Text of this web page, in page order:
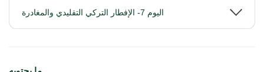
اليوم 7- الإفطار التركي التقليدي والمغادرة